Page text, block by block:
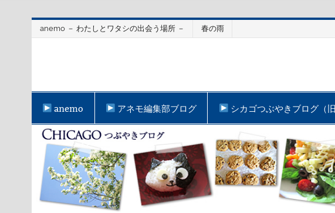
anemo － わたしとワタシの出会う場所 － 春の雨
anemo アネモ編集部ブログ シカゴつぶやきブログ（旧